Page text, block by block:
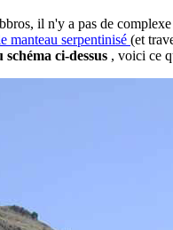
il n'y a pas de
manteau serpentinisé (et
ci-dessus , voici ce